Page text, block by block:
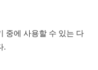
중에 사용할 수 있는 다
.